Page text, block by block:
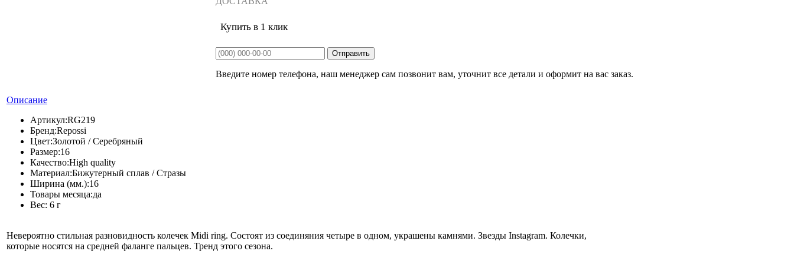
Купить в 1 клик
Введите номер телефона, наш менеджер сам позвонит вам, уточнит все детали и оформит на вас заказ.
Описание
Артикул:RG219
Бренд:Repossi
Цвет:Золотой / Серебряный
Размер:16
Качество:High quality
Материал:Бижутерный сплав / Стразы
Ширина (мм.):16
Товары месяца:да
Вес: 6 г
Невероятно стильная разновидность колечек Midi ring. Состоят из соединяния четыре в одном, украшены камнями. Звезды Instagram. Колечки,
которые носятся на средней фаланге пальцев. Тренд этого сезона.